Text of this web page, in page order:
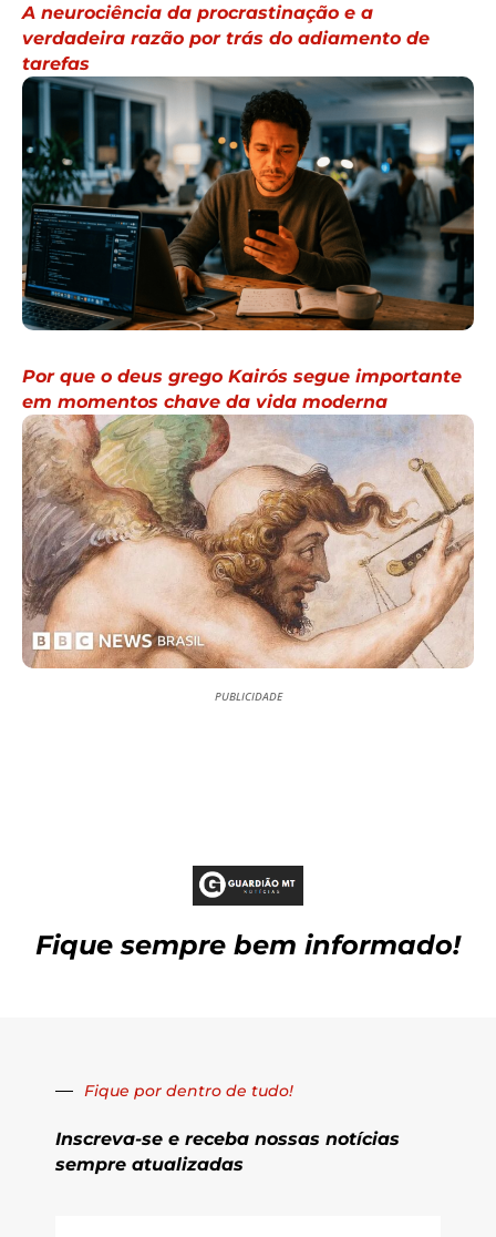
A neurociência da procrastinação e a
verdadeira razão por trás do adiamento de
tarefas
Por que o deus grego Kairós segue importante
em momentos chave da vida moderna
PUBLICIDADE
Fique sempre bem informado!
Fique por dentro de tudo!
Inscreva-se e receba nossas notícias
sempre atualizadas